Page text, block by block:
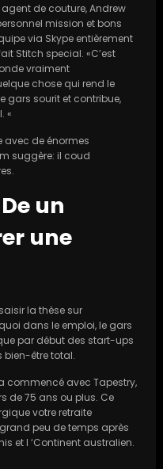
de couture, Andrew
mission et bons
via Skype entièrement
Stitch special. «C’est
vraiment
chose qui rend le
gars sourit et contribue,
«
avec de énormes
suggère: il coud
un
une
la thèse sur
dans le emploi, le gars
par début des start-ups
bien-être total.
commencé avec Tapestry,
de 75 ans ou plus. Ce
votre retraite
peu de temps après
et l ‘Continent australien.